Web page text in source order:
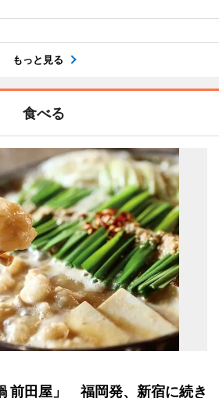
もっと見る
食べる
前田屋」 福岡発、新宿に続き